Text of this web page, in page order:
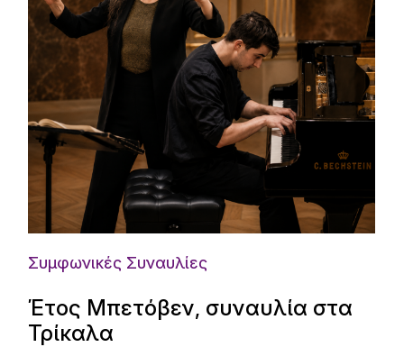
Συμφωνικές Συναυλίες
Έτος Μπετόβεν, συναυλία στα
Τρίκαλα